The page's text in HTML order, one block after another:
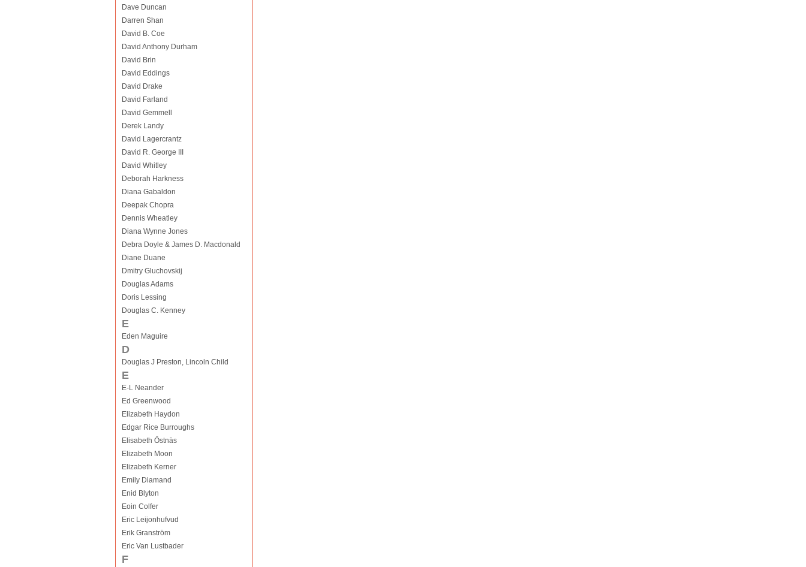
Dave Duncan
Darren Shan
David B. Coe
David Anthony Durham
David Brin
David Eddings
David Drake
David Farland
David Gemmell
Derek Landy
David Lagercrantz
David R. George III
David Whitley
Deborah Harkness
Diana Gabaldon
Deepak Chopra
Dennis Wheatley
Diana Wynne Jones
Debra Doyle & James D. Macdonald
Diane Duane
Dmitry Gluchovskij
Douglas Adams
Doris Lessing
Douglas C. Kenney
E
Eden Maguire
D
Douglas J Preston, Lincoln Child
E
E-L Neander
Ed Greenwood
Elizabeth Haydon
Edgar Rice Burroughs
Elisabeth Östnäs
Elizabeth Moon
Elizabeth Kerner
Emily Diamand
Enid Blyton
Eoin Colfer
Eric Leijonhufvud
Erik Granström
Eric Van Lustbader
F